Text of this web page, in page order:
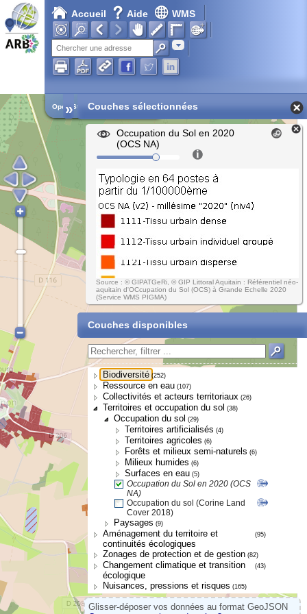
Accueil Aide WMS
Adresse
Chargement en cours...
Open Street Map
» Couches sélectionnées
Occupation du Sol en 2020
(OCS NA)
Source : © GIPATGeRi, © GIP Littoral Aquitain : Référentiel néo-
aquitain d'OCcupation du Sol (OCS) à Grande Echelle 2020
(Service WMS PIGMA)
Couches disponibles
Biodiversité (252)
Ressource en eau (107)
Collectivités et acteurs territoriaux (26)
Territoires et occupation du sol (38)
Occupation du sol (29)
Territoires artificialisés (4)
Territoires agricoles (6)
Forêts et milieux semi-naturels (6)
Milieux humides (6)
Surfaces en eau (5)
Occupation du Sol en 2020 (OCS
NA)
Occupation du sol (Corine Land
Cover 2018)
Paysages (9)
Aménagement du territoire et
continuités écologiques
(95)
Zonages de protection et de gestion (82)
Changement climatique et transition
écologique
(43)
Nuisances, pressions et risques (165)
Glisser-déposer vos données au format GeoJSON